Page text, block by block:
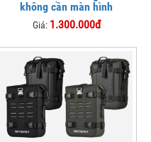
không cần màn hình
Giá: 1.300.000đ